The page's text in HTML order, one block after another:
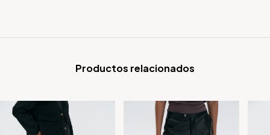
Productos relacionados